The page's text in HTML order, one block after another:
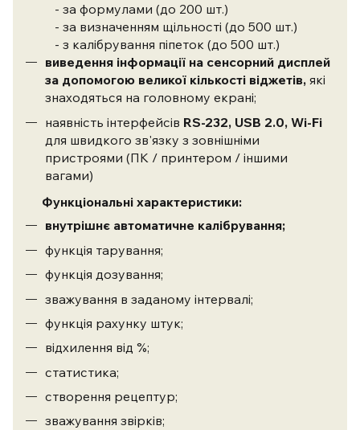
- за формулами (до 200 шт.)
- за визначенням щільності (до 500 шт.)
- з калібрування піпеток (до 500 шт.)
виведення інформації на сенсорний дисплей
за допомогою великої кількості віджетів, які
знаходяться на головному екрані;
наявність інтерфейсів RS-232, USB 2.0, Wi-Fi
для швидкого зв'язку з зовнішніми
пристроями (ПК / принтером / іншими
вагами)
Функціональні характеристики:
внутрішнє автоматичне калібрування;
функція тарування;
функція дозування;
зважування в заданому інтервалі;
функція рахунку штук;
відхилення від %;
статистика;
створення рецептур;
зважування звірків;